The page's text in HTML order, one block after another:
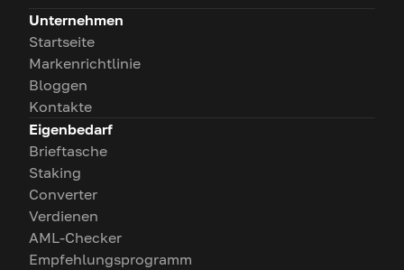
Unternehmen
Startseite
Markenrichtlinie
Bloggen
Kontakte
Eigenbedarf
Brieftasche
Staking
Converter
Verdienen
AML-Checker
Empfehlungsprogramm